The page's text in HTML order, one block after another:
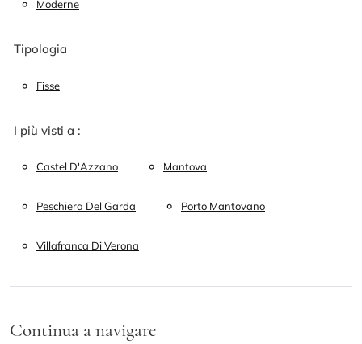
Moderne
Tipologia
Fisse
I più visti a :
Castel D'Azzano Mantova
Peschiera Del Garda Porto Mantovano
Villafranca Di Verona
Continua a navigare